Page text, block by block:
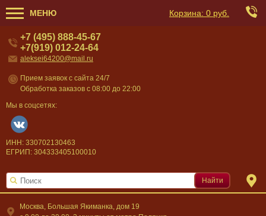
МЕНЮ Корзина: 0 руб.
Москва, Большая Якиманка, дом 19
+7 (495) 888-45-67
+7(919) 012-24-64
aleksei64200@mail.ru
Прием заявок с сайта 24/7
Обработка заказов с 08:00 до 22:00
Мы в соцсетях:
ИНН: 330702130463
ЕГРИП: 304333405100010
Найти